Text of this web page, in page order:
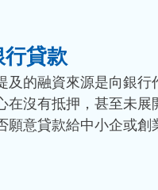
行貸款
及的融資來源是向銀行
在沒有抵押，甚至未展
願意貸款給中小企或創